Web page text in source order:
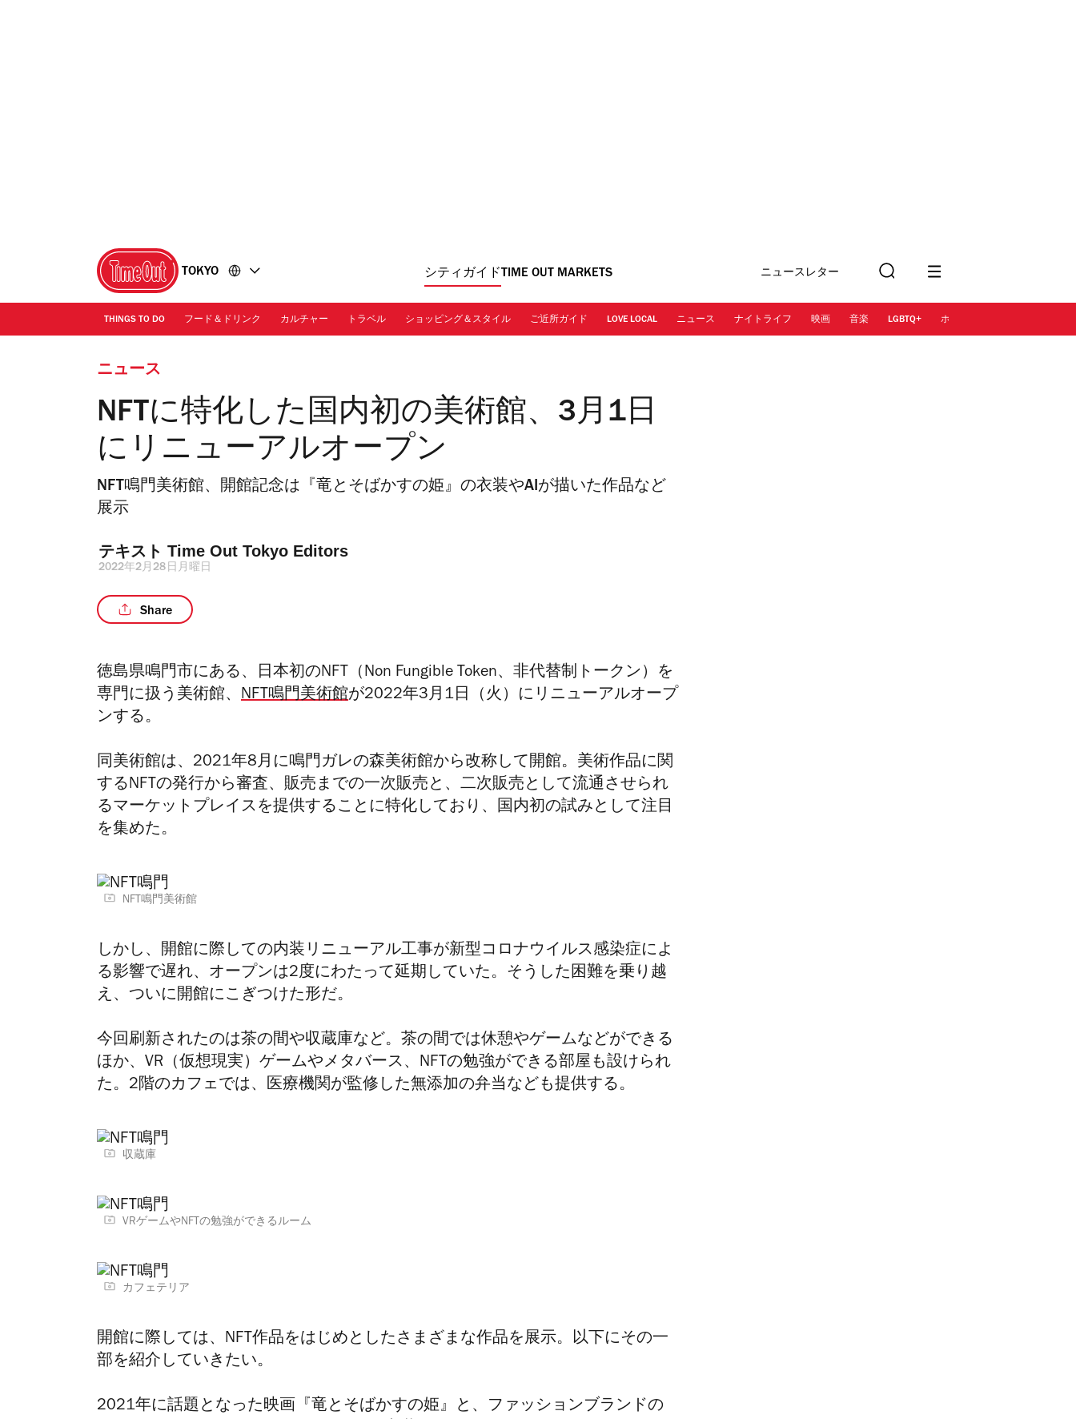
TOKYO シティガイド TIME OUT MARKETS ニュースレター
に登録
索
THINGS TO DO フード＆ドリンク カルチャー トラベル ショッピング＆スタイル ご近所ガイド LOVE LOCAL ニュース ナイトライフ 映画 音楽 LGBTQ+ ホテル
ニュース
NFTに特化した国内初の美術館、3月1日
にリニューアルオープン
NFT鳴門美術館、開館記念は『竜とそばかすの姫』の衣装やAIが描いた作品など
展示
テキスト Time Out Tokyo Editors
2022年2月28日月曜日
Share
徳島県鳴門市にある、日本初のNFT（Non Fungible Token、非代替制トークン）を
専門に扱う美術館、 NFT鳴門美術館が2022年3月1日（火）にリニューアルオープ
ンする。
同美術館は、2021年8月に鳴門ガレの森美術館から改称して開館。美術作品に関
するNFTの発行から審査、販売までの一次販売と、二次販売として流通させられ
るマーケットプレイスを提供することに特化しており、国内初の試みとして注目
を集めた。
NFT鳴門美術館
しかし、 開館に際しての内装リニューアル工事が新型コロナウイルス感染症によ
る影響で遅れ、オープンは2度にわたって延期していた。そうした困難を乗り越
え、ついに開館にこぎつけた形だ。
今回刷新されたのは茶の間や収蔵庫など。茶の間では休憩やゲームなどができる
ほか、VR（仮想現実）ゲームやメタバース、NFTの勉強ができる部屋も設けられ
た。2階のカフェでは、医療機関が監修した無添加の弁当なども提供する。
収蔵庫
VRゲームやNFTの勉強ができるルーム
カフェテリア
開館に際しては、NFT作品をはじめとしたさまざまな作品を展示。以下にその一
部を紹介していきたい。
2021年に話題となった映画『竜とそばかすの姫』と、ファッションブランドの